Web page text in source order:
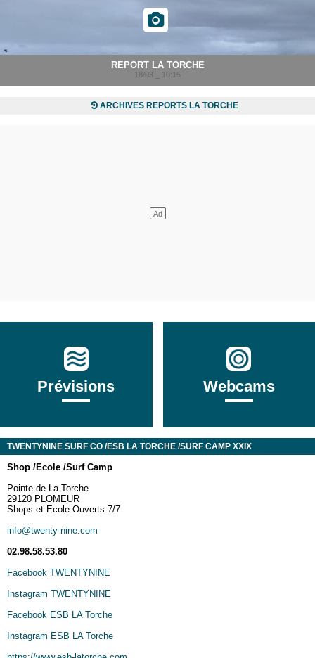
REPORT LA TORCHE
18/03 _ 10:15
ARCHIVES REPORTS LA TORCHE
Prévisions Webcams
TWENTYNINE SURF CO /ESB LA TORCHE /SURF CAMP XXIX
Shop /Ecole /Surf Camp
Pointe de La Torche
29120 PLOMEUR
Shops et Ecole Ouverts 7/7
info@twenty-nine.com
02.98.58.53.80
Facebook TWENTYNINE
Instagram TWENTYNINE
Facebook ESB LA Torche
Instagram ESB LA Torche